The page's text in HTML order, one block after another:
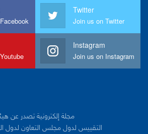
Twitter
Join us on Twitter
Instagram
Join us on Instagram
مجلة إلكترونية تصدر عن
التقييس لدول مجلس التعاون لدول